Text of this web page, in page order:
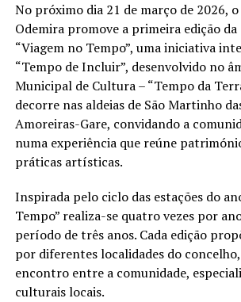
No próximo dia 21 de março de 2026,
Odemira promove a primeira edição da
“Viagem no Tempo”, uma iniciativa
“Tempo de Incluir”, desenvolvido no
Municipal de Cultura – “Tempo da
decorre nas aldeias de São Martinho
Amoreiras-Gare, convidando a
numa experiência que reúne
práticas artísticas.
Inspirada pelo ciclo das estações do
Tempo” realiza-se quatro vezes por
período de três anos. Cada edição
por diferentes localidades do
encontro entre a comunidade,
culturais locais.